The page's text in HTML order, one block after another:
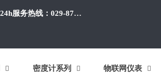
24h服务热线：029-87384650
 密度计系列  物联网仪表 